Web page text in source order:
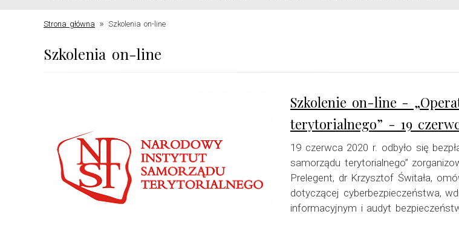
Strona główna » Szkolenia on-line
Szkolenia on-line
Szkolenie on-line -
terytorialnego” - 19
19 czerwca 2020 r. odbyło się
samorządu terytorialnego”
Prelegent, dr Krzysztof Świtała,
dotyczącej cyberbezpieczeństwa,
informacyjnym i audyt